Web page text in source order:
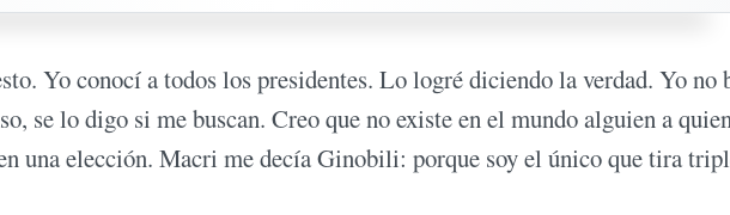
Yo conocí a todos los presidentes. Lo logré diciendo la verdad. Yo no
se lo digo si me buscan. Creo que no existe en el mundo alguien a
una elección. Macri me decía Ginobili: porque soy el único que tira